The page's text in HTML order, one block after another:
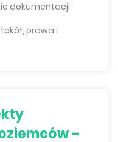
dokumentacji;
prawa i
–